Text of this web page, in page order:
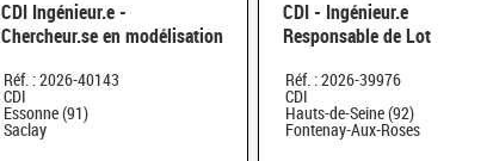
CDI Ingénieur.e -
Chercheur.se en modélisation
Réf. : 2026-40143
CDI
Essonne (91)
Saclay
CDI - Ingénieur.e
Responsable de Lot
filière immédiate H/F
Réf. : 2026-39976
CDI
Hauts-de-Seine (92)
Fontenay-Aux-Roses